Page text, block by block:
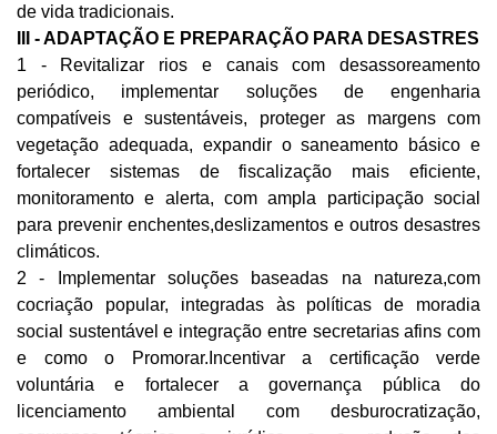
de vida tradicionais.
III - ADAPTAÇÃO E PREPARAÇÃO PARA DESASTRES
1 - Revitalizar rios e canais com desassoreamento
periódico, implementar soluções de engenharia
compatíveis e sustentáveis, proteger as margens com
vegetação adequada, expandir o saneamento básico e
fortalecer sistemas de fiscalização mais eficiente,
monitoramento e alerta, com ampla participação social
para prevenir enchentes,deslizamentos e outros desastres
climáticos.
2 - Implementar soluções baseadas na natureza,com
cocriação popular, integradas às políticas de moradia
social sustentável e integração entre secretarias afins com
e como o Promorar.Incentivar a certificação verde
voluntária e fortalecer a governança pública do
licenciamento ambiental com desburocratização,